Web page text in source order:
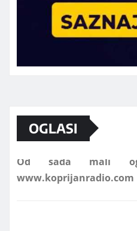
OGLASI
Od sada mali
www.koprijanradio.com